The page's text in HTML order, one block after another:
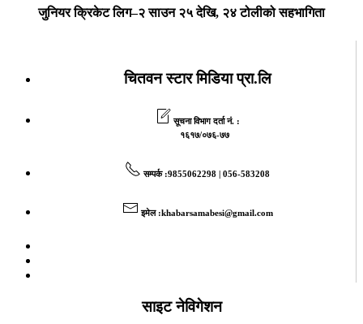
जुनियर क्रिकेट लिग–२ साउन २५ देखि, २४ टोलीको सहभागिता
चितवन स्टार मिडिया प्रा.लि
सूचना विभाग दर्ता नं. :
१६१७/०७६-७७
सम्पर्क:9855062298 | 056-583208
इमेल:khabarsamabesi@gmail.com
साइट नेविगेशन